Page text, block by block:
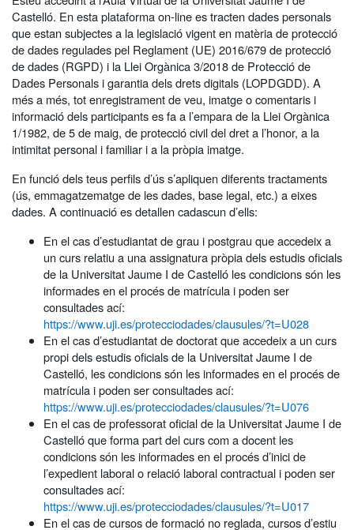
Castelló. En esta plataforma on-line es tracten dades personals
que estan subjectes a la legislació vigent en matèria de protecció
de dades regulades pel Reglament (UE) 2016/679 de protecció
de dades (RGPD) i la Llei Orgànica 3/2018 de Protecció de
Dades Personals i garantia dels drets digitals (LOPDGDD). A
més a més, tot enregistrament de veu, imatge o comentaris i
informació dels participants es fa a l’empara de la Llei Orgànica
1/1982, de 5 de maig, de protecció civil del dret a l’honor, a la
intimitat personal i familiar i a la pròpia imatge.
En funció dels teus perfils d’ús s’apliquen diferents tractaments
(ús, emmagatzematge de les dades, base legal, etc.) a eixes
dades. A continuació es detallen cadascun d’ells:
En el cas d’estudiantat de grau i postgrau que accedeix a
un curs relatiu a una assignatura pròpia dels estudis oficials
de la Universitat Jaume I de Castelló les condicions són les
informades en el procés de matrícula i poden ser
consultades ací:
https://www.uji.es/protecciodades/clausules/?t=U028
En el cas d’estudiantat de doctorat que accedeix a un curs
propi dels estudis oficials de la Universitat Jaume I de
Castelló, les condicions són les informades en el procés de
matrícula i poden ser consultades ací:
https://www.uji.es/protecciodades/clausules/?t=U076
En el cas de professorat oficial de la Universitat Jaume I de
Castelló que forma part del curs com a docent les
condicions són les informades en el procés d’inici de
l’expedient laboral o relació laboral contractual i poden ser
consultades ací:
https://www.uji.es/protecciodades/clausules/?t=U017
En el cas de cursos de formació no reglada, cursos d’estiu